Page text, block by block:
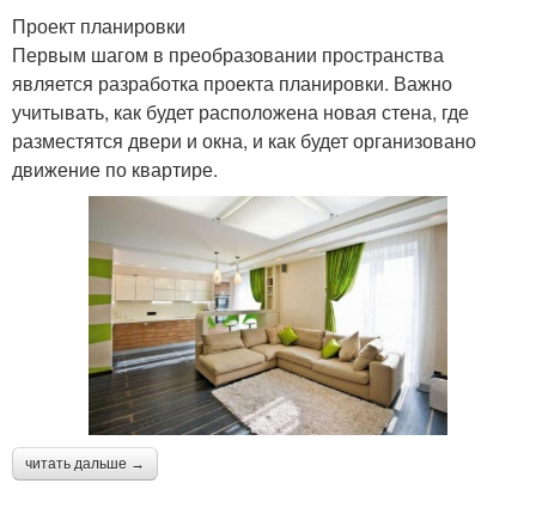
Проект планировки
Первым шагом в преобразовании пространства
является разработка проекта планировки. Важно
учитывать, как будет расположена новая стена, где
разместятся двери и окна, и как будет организовано
движение по квартире.
читать дальше →